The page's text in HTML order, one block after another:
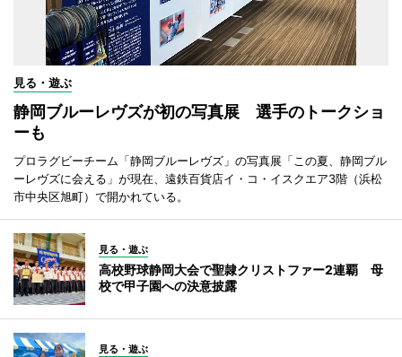
見る・遊ぶ
静岡ブルーレヴズが初の写真展 選手のトークショ
ーも
プロラグビーチーム「静岡ブルーレヴズ」の写真展「この夏、静岡ブル
ーレヴズに会える」が現在、遠鉄百貨店イ・コ・イスクエア3階（浜松
市中央区旭町）で開かれている。
見る・遊ぶ
高校野球静岡大会で聖隷クリストファー2連覇 母
校で甲子園への決意披露
見る・遊ぶ